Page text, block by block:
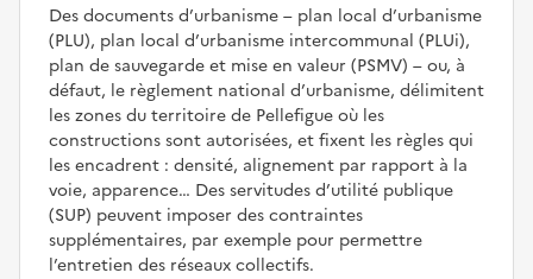
Des documents d’urbanisme – plan local d’urbanisme
(PLU), plan local d’urbanisme intercommunal (PLUi),
plan de sauvegarde et mise en valeur (PSMV) – ou, à
défaut, le règlement national d’urbanisme, délimitent
les zones du territoire de Pellefigue où les
constructions sont autorisées, et fixent les règles qui
les encadrent : densité, alignement par rapport à la
voie, apparence… Des servitudes d’utilité publique
(SUP) peuvent imposer des contraintes
supplémentaires, par exemple pour permettre
l’entretien des réseaux collectifs.